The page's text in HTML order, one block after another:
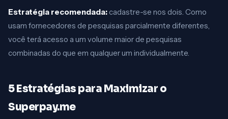
Estratégia recomendada: cadastre-se nos dois. Como
usam fornecedores de pesquisas parcialmente diferentes,
você terá acesso a um volume maior de pesquisas
combinadas do que em qualquer um individualmente.
5 Estratégias para Maximizar o
Superpay.me